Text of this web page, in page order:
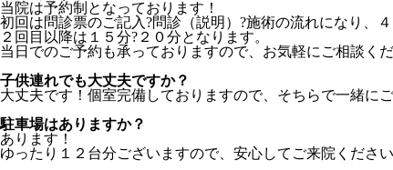
当院は予約制となっております！
初回は問診票のご記入?問診（説明）?施術の流れになり、
２回目以降は１５分?２０分となります。
当日でのご予約も承っておりますので、お気軽にご相談くだ
子供連れでも大丈夫ですか？
大丈夫です！個室完備しておりますので、そちらで一緒に
駐車場はありますか？
あります！
ゆったり１２台分ございますので、安心してご来院ください